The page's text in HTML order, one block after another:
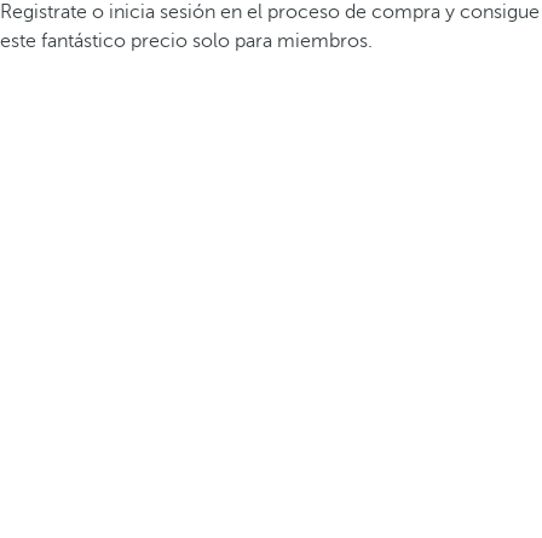
Registrate o inicia sesión en el proceso de compra y consigue
este fantástico precio solo para miembros.